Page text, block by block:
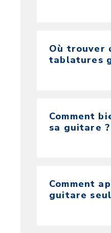
Où trouver
tablatures
Comment
sa guitare ?
Comment
guitare